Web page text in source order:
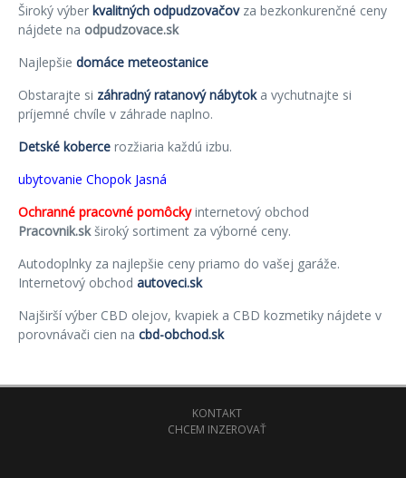
Široký výber kvalitných odpudzovačovza bezkonkurenčné ceny
nájdete na odpudzovace.sk
Najlepšie domáce meteostanice
Obstarajte si záhradný ratanový nábytoka vychutnajte si
príjemné chvíle v záhrade naplno.
Detské koberce rozžiaria každú izbu.
ubytovanie Chopok Jasná
Ochranné pracovné pomôckyinternetový obchod
Pracovnik.skširoký sortiment za výborné ceny.
Autodoplnky za najlepšie ceny priamo do vašej garáže.
Internetový obchod autoveci.sk
Najširší výber CBD olejov, kvapiek a CBD kozmetiky nájdete v
porovnávači cien na cbd-obchod.sk
KONTAKT
CHCEM INZEROVAŤ